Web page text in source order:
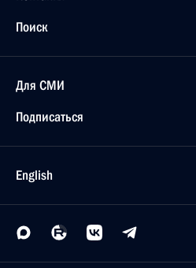
Поиск
Для СМИ
Подписаться
English